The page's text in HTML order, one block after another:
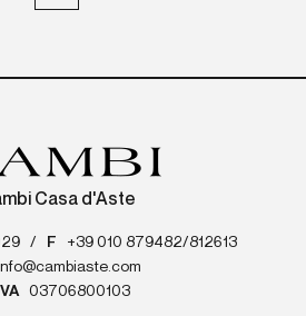
Casa d'Aste
/ F
+39 010 879482/812613
03706800103